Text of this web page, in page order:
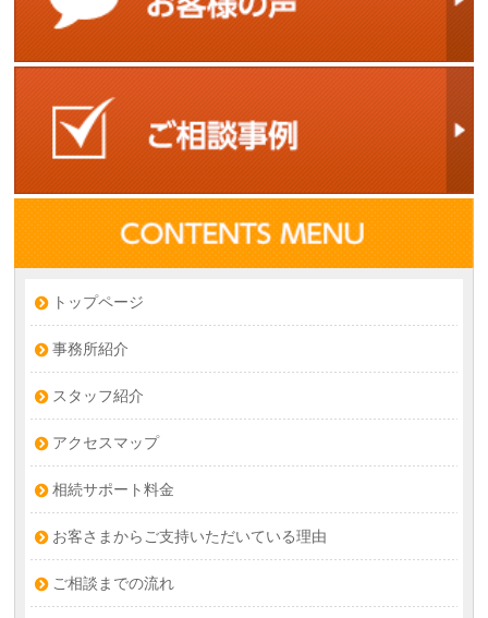
トップページ
事務所紹介
スタッフ紹介
アクセスマップ
相続サポート料金
お客さまからご支持いただいている理由
ご相談までの流れ